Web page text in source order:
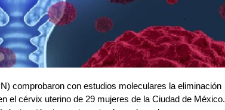
comprobaron con estudios moleculares la eliminación
el cérvix uterino de 29 mujeres de la Ciudad de México.